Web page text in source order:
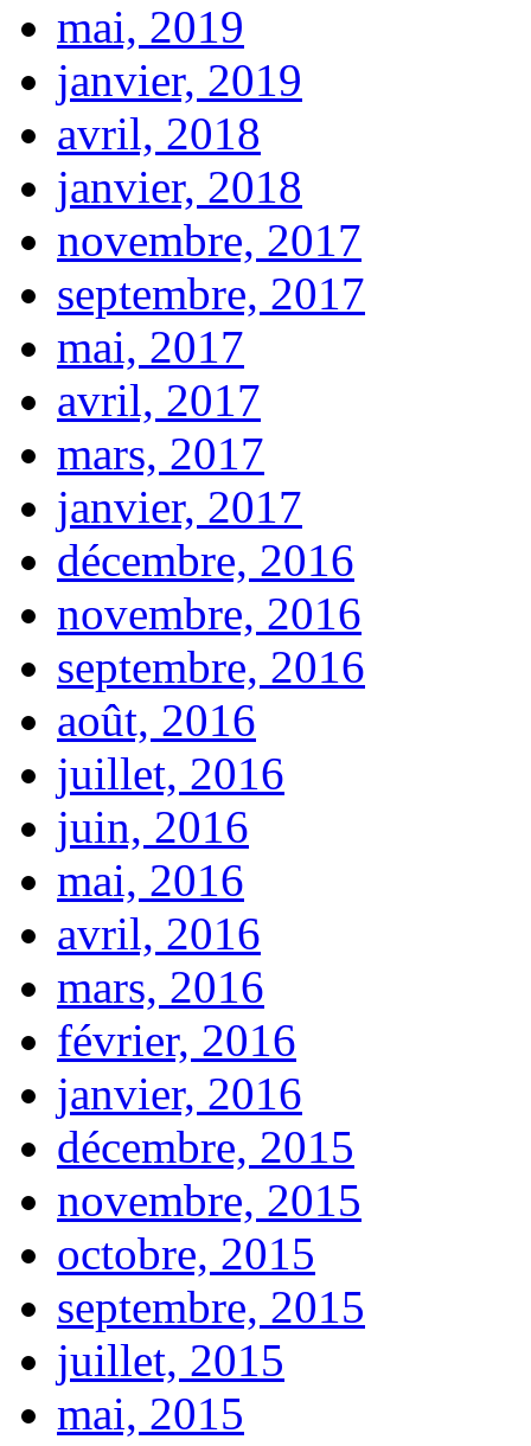
mai, 2019
janvier, 2019
avril, 2018
janvier, 2018
novembre, 2017
septembre, 2017
mai, 2017
avril, 2017
mars, 2017
janvier, 2017
décembre, 2016
novembre, 2016
septembre, 2016
août, 2016
juillet, 2016
juin, 2016
mai, 2016
avril, 2016
mars, 2016
février, 2016
janvier, 2016
décembre, 2015
novembre, 2015
octobre, 2015
septembre, 2015
juillet, 2015
mai, 2015